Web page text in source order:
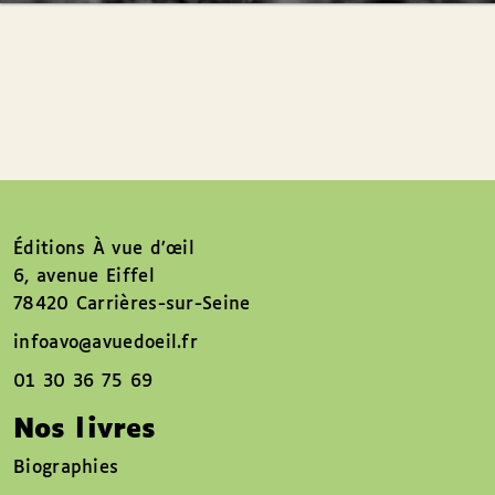
Éditions À vue d’œil
6, avenue Eiffel
78420 Carrières-sur-Seine
infoavo@avuedoeil.fr
01 30 36 75 69
Nos livres
Biographies